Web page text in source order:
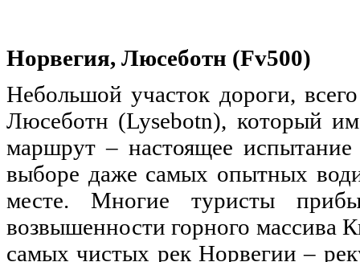
Норвегия, Люсеботн (Fv500)
Небольшой участок дороги,
Люсеботн (Lysebotn), который
маршрут – настоящее испытание
выборе даже самых опытных
месте. Многие туристы
возвышенности горного массива
самых чистых рек Норвегии –